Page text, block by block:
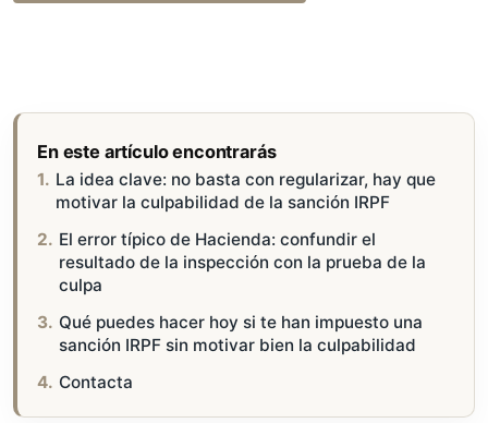
En este artículo encontrarás
La idea clave: no basta con regularizar, hay que
motivar la culpabilidad de la sanción IRPF
El error típico de Hacienda: confundir el
resultado de la inspección con la prueba de la
culpa
Qué puedes hacer hoy si te han impuesto una
sanción IRPF sin motivar bien la culpabilidad
Contacta